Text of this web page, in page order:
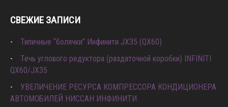
СВЕЖИЕ ЗАПИСИ
Типичные “болячки” Инфинити JX35 (QX60)
Течь углового редуктора (раздаточной коробки) INFINITI
QX60/JX35
УВЕЛИЧЕНИЕ РЕСУРСА КОМПРЕССОРА КОНДИЦИОНЕРА
АВТОМОБИЛЕЙ НИССАН ИНФИНИТИ